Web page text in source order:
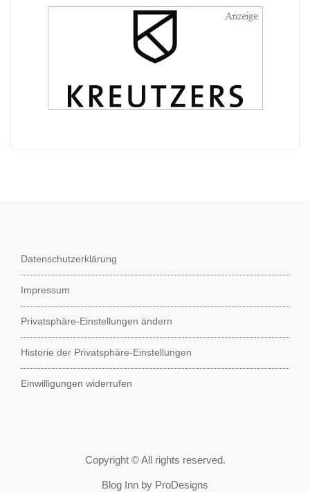
Datenschutzerklärung
Impressum
Privatsphäre-Einstellungen ändern
Historie der Privatsphäre-Einstellungen
Einwilligungen widerrufen
Copyright © All rights reserved.
Blog Inn by ProDesigns